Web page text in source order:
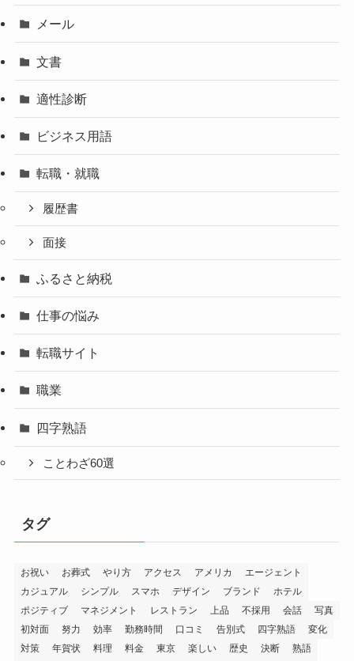
メール
文書
適性診断
ビジネス用語
転職・就職
履歴書
面接
ふるさと納税
仕事の悩み
転職サイト
職業
四字熟語
ことわざ60選
タグ
お祝い お葬式 やり方 アクセス アメリカ
エージェント
カジュアル
シンプル スマホ デザイン ブランド
ホテル
ポジティブ
マネジメント レストラン 上品 不採用 会話
写真
初対面
努力 効率 勤務時間 口コミ 告別式 四字熟語
変化
対策
年賀状 料理 料金 東京 楽しい 歴史 決断 熟語